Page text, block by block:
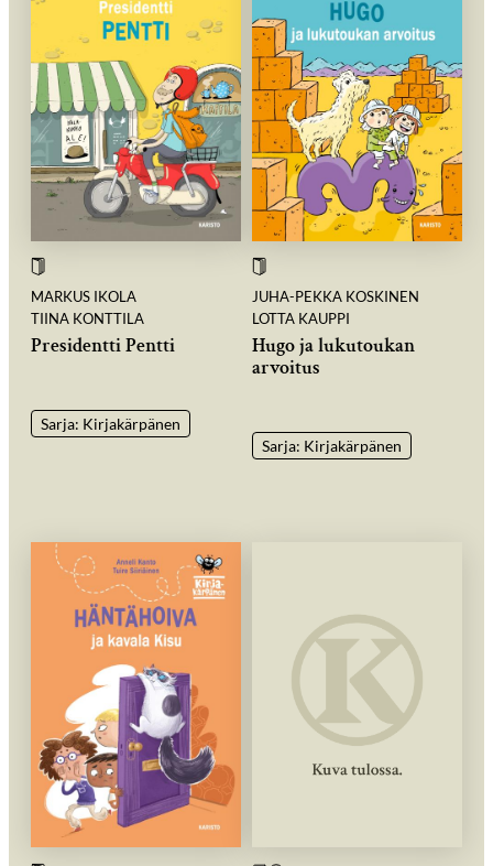
MARKUS IKOLA
TIINA KONTTILA
Presidentti Pentti
Sarja: Kirjakärpänen
JUHA-PEKKA KOSKINEN
LOTTA KAUPPI
Hugo ja lukutoukan
arvoitus
Sarja: Kirjakärpänen